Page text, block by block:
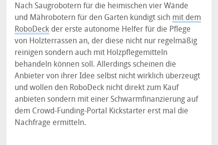
Nach Saugrobotern für die heimischen vier Wände
und Mährobotern für den Garten kündigt sich mit dem
RoboDeck der erste autonome Helfer für die Pflege
von Holzterrassen an, der diese nicht nur regelmäßig
reinigen sondern auch mit Holzpflegemitteln
behandeln können soll. Allerdings scheinen die
Anbieter von ihrer Idee selbst nicht wirklich überzeugt
und wollen den RoboDeck nicht direkt zum Kauf
anbieten sondern mit einer Schwarmfinanzierung auf
dem Crowd-Funding-Portal Kickstarter erst mal die
Nachfrage ermitteln.